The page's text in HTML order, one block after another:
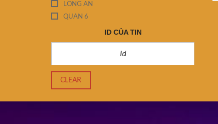
LONG AN
QUAN 6
ID CỦA TIN
CLEAR